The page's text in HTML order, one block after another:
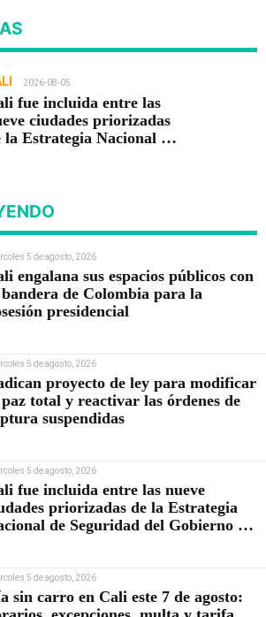
2026-08-05
fue incluida entre las
ciudades priorizadas
la Estrategia Nacional de
5 de agosto, 2026
engalana sus espacios públicos con
de Colombia para la
presidencial
5 de agosto, 2026
proyecto de ley para modificar
total y reactivar las órdenes de
suspendidas
5 de agosto, 2026
fue incluida entre las nueve
priorizadas de la Estrategia
de Seguridad del Gobierno de
5 de agosto, 2026
sin carro en Cali este 7 de agosto: